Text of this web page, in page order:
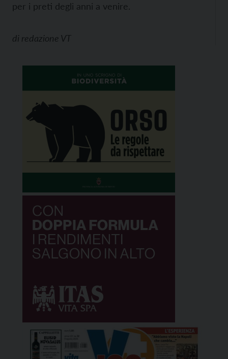
per i preti degli anni a venire.
di redazione VT